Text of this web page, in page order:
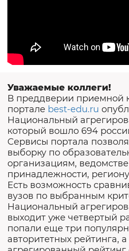
Уважаемые коллеги!
В преддверии приемной
портале best-edu.ru
Национальный
который вошло 694
Сервисы портала
выборку по
организациям,
принадлежности,
Есть возможность
вузов по выбранным
Национальный
выходит уже четвертый
попали еще три
авторитетных рейтинга,